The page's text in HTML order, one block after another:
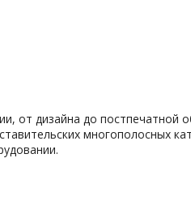
от дизайна до постпечатной
многополосных